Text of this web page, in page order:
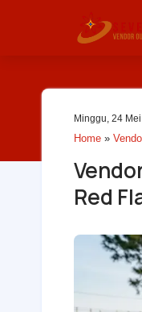
Minggu, 24
Home »
Red